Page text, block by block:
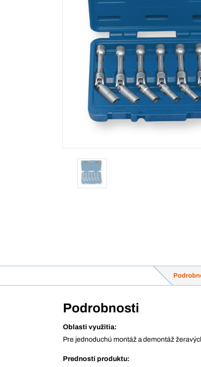
Podrobnosti
Oblasti využitia:
Pre jednoduchú montáž a demontáž
Prednosti produktu: